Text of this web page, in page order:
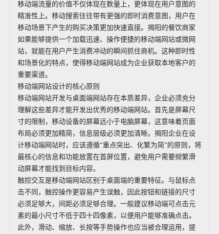
移动端流量的价值不仅体现在数量上，更体现在用户意图的
精准性上。移动搜索往往带有更强的即时消费意图，用户在
移动场景下产生的购买决策更加快速直接。揭阳的餐饮商家
如果能够提供一个加载迅速、操作便捷的移动端网站或微网
站，就能在用户产生消费冲动的瞬间抓住商机。这种即时性
和场景化的特点，使得移动端网站成为企业获取本地客户的
重要渠道。
移动端网站设计的核心原则
移动端网站开发与桌面端网站存在本质差异，企业必须充分
理解这些差异才能开发出优秀的移动端网站。首先是屏幕尺
寸的限制，移动设备的屏幕远小于电脑屏幕，这意味着页面
布局必须更加精简，信息层级必须更加清晰。揭阳企业在设
计移动端网站时，应该遵循“重点突出、化繁为简”的原则，将
最核心的信息和功能放置在首屏位置，避免用户需要频繁滑
动屏幕才能找到目标内容。
触控交互是移动端网站区别于桌面端的重要特征。与鼠标点
击不同，触控操作更容易产生误触，因此按钮和链接的尺寸
必须足够大，间距必须足够合理。一般建议移动端可点击元
素的最小尺寸不低于四十四像素，以便用户能够准确点击。
此外，滑动、缩放、长按等手势操作也应当被合理运用，提